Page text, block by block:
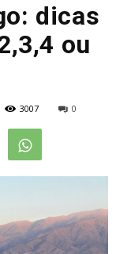
dicas
ou
3007 0